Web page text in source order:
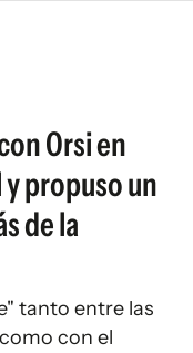
Orsi en
propuso un
de la
tanto entre las
con el